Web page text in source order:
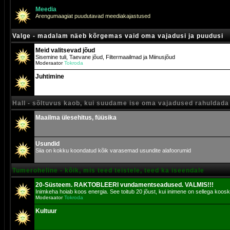
Meedia
Arengumaagiat puudutavad meediakajastused
Valge - madalam näeb kõrgemas vaid oma vajadusi ja puudusi
Meid valitsevad jõud
Sisemine tuli, Taevane jõud, Filtermaailmad ja Miinusjõud
ModeraatorTokroda
Juhtimine
Hall - sõltuvus kaob, kui suudame ise oma vajadused rahuldada
Maailma ülesehitus, füüsika
Usundid
Siia on kokku koondatud kõik varasemad usundite alafoorumid
Tumeroheline - kõik, mis teed teistele, teed ka iseendale
20-Süsteem. RAKTOBLEERI vundamentseadused. VALMIS!!!
Inimkeha hoiab koos energia. See toitub 20 jõust, kui inimene on sellega
ModeraatorTokroda
Kultuur